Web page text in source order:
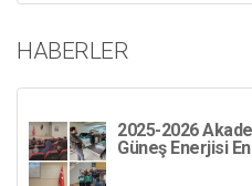
HABERLER
2025-2026
Güneş Enerjisi